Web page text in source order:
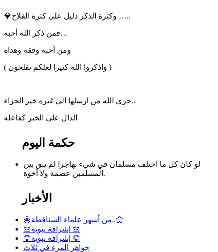
💎وكثرة الذكر دليل على كثرة الفلاح …..
فمن ذكر الله أحبه…
ومن أحبه وفقه وهداه
( واذكروا الله كثيرا لعلكم تفلحون )
جزى الله من ارسلها الى غيره خير الجزاء..
الدال على الخير كفاعله
حكمة اليوم
لو كان كل ما اختلف مسلمان في شيء تهاجرا لم يبق بين
المسلمين عصمة ولا أخوة.
الأخبار
🌼من أشهر علماء الشناقطة..🌼
🌼إشراقة نبوية 🌼
🌻إشراقة نبوية 🌻
جواهر المرء في ثلاث